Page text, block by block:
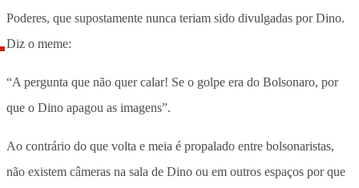
Poderes, que supostamente nunca teriam sido divulgadas por Dino.
Diz o meme:
“A pergunta que não quer calar! Se o golpe era do Bolsonaro, por
que o Dino apagou as imagens”.
Ao contrário do que volta e meia é propalado entre bolsonaristas,
não existem câmeras na sala de Dino ou em outros espaços por que